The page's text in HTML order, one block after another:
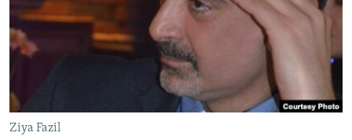
VIDEO
FOTOQALEREYA
RADIO ARXIV
OXU ZALI
AZƏRBAYCAN ƏDƏBIYYATI KITABXANASI
İZ - MƏDƏNIYYƏT PROQRAMI
HAQQIMIZDA
PEŞƏ ETIKASI VƏ JURNALISTIKA STANDARTLARIMIZ
MATERIALLARIMIZDAN ISTIFADƏ
Ziya Fazil